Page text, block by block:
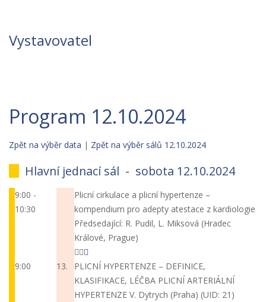
Vystavovatel
Program 12.10.2024
Zpět na výběr data | Zpět na výběr sálů 12.10.2024
Hlavní jednací sál - sobota 12.10.2024
9:00 -
10:30
Plicní cirkulace a plicní hypertenze –
kompendium pro adepty atestace z kardiologie
Předsedající: R. Pudil, L. Miksová (Hradec
Králové, Prague)
9:00 13.
PLICNÍ HYPERTENZE – DEFINICE,
KLASIFIKACE, LÉČBA PLICNÍ ARTERIÁLNÍ
HYPERTENZE V. Dytrych (Praha) (UID: 21)